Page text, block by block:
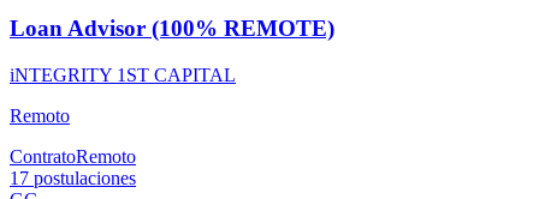
Loan Advisor (100% REMOTE)
iNTEGRITY 1ST CAPITAL
Remoto
ContratoRemoto
17 postulaciones